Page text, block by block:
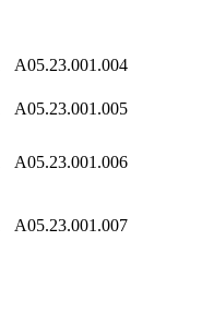
A05.23.001.004
A05.23.001.005
A05.23.001.006
A05.23.001.007